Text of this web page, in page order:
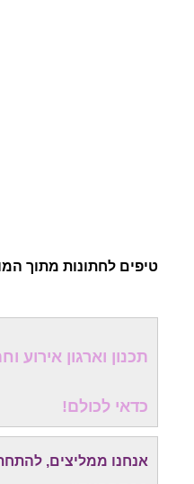
טיפים לחתונות מתוך
כדאי לכולם!
אנחנו ממליצים,